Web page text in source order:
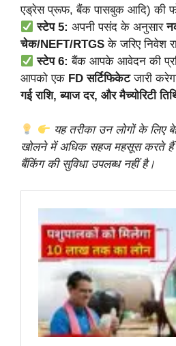
एड्रेस प्रूफ, बैंक पासबुक आदि) की
स्टेप 5: अपनी पसंद के अनुसार
चेक/NEFT/RTGS के जरिए निवेश
स्टेप 6: बैंक आपके आवेदन की
आपको एक FD सर्टिफिकेटजारी
गई राशि, ब्याज दर, और मैच्योरिटी
यह तरीका उन लोगों के लिए
खोलने में अधिक सहज महसूस करते हैं
बैंकिंग की सुविधा उपलब्ध नहीं है।